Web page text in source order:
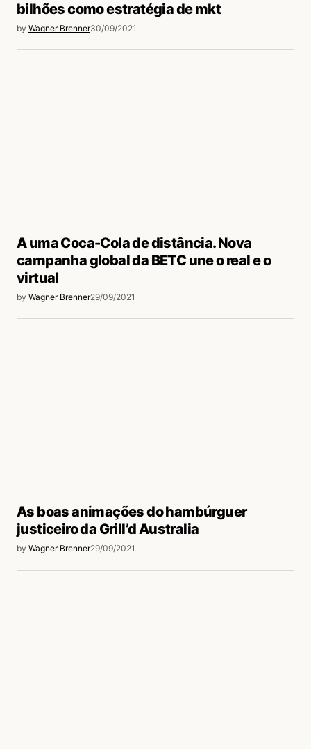
bilhões como estratégia de mkt
by Wagner Brenner30/09/2021
A uma Coca-Cola de distância. Nova
campanha global da BETC une o real e o
virtual
by Wagner Brenner29/09/2021
As boas animações do hambúrguer
justiceiro da Grill’d Australia
by Wagner Brenner29/09/2021